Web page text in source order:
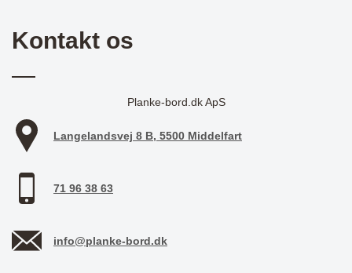
Kontakt os
Planke-bord.dk ApS
Langelandsvej 8 B, 5500 Middelfart
71 96 38 63
info@planke-bord.dk